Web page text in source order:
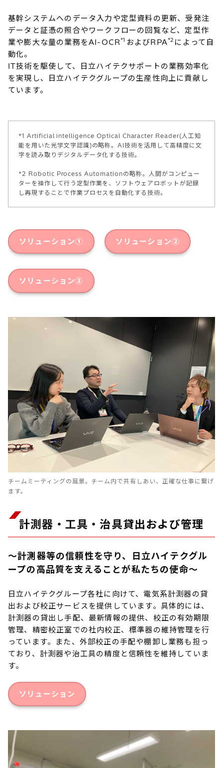
基幹システムへのデータ入力や定型資料の更新、受発注
データと証憑の照合やワークフローの回覧など、定型作
業や膨大な量の業務をAI-OCR*1 およびRPA*2 によって自
動化。
IT技術を駆使して、日立ハイテクサポートの業務効率化
を実現し、日立ハイテクグループの生産性向上に貢献し
ています。
*1 Artificial intelligence Optical Character Reader(人工知
能を用いた光学文字認識)の略称。AI技術を活用して高精度に文
字を読み取りデジタルデータ化する技術。
*2 Robotic Process Automationの略称。人間がコンピュー
ターを操作して行う定型作業を、ソフトウェアロボットが記録
し再現することで作業プロセスを自動化する技術。
ソリューション① ソリューション②
ソリューション③
チームミーティングの風景。チーム内で共有しあい、正確な仕事に繋げ
ます。
計測器・工具・治具貸出および管理
～計測器等の信頼性を守り、日立ハイテクグル
ープの高品質を支えることが私たちの使命～
日立ハイテクグループ各社に向けて、電気系計測器の貸
出および校正サービスを提供しています。具体的には、
計測器の貸出し手配、最新情報の提供、校正の有効期限
管理、精密校正室での社内校正、標準器の維持管理を行
っています。また、外部校正の手配や棚卸し業務も担っ
ており、計測器や治工具の精度と信頼性を維持していま
す。
ソリューション